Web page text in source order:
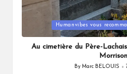
in
Humanvibes vous
Au cimetière du Père-
Morrison
Posted
By Marc BELOUIS